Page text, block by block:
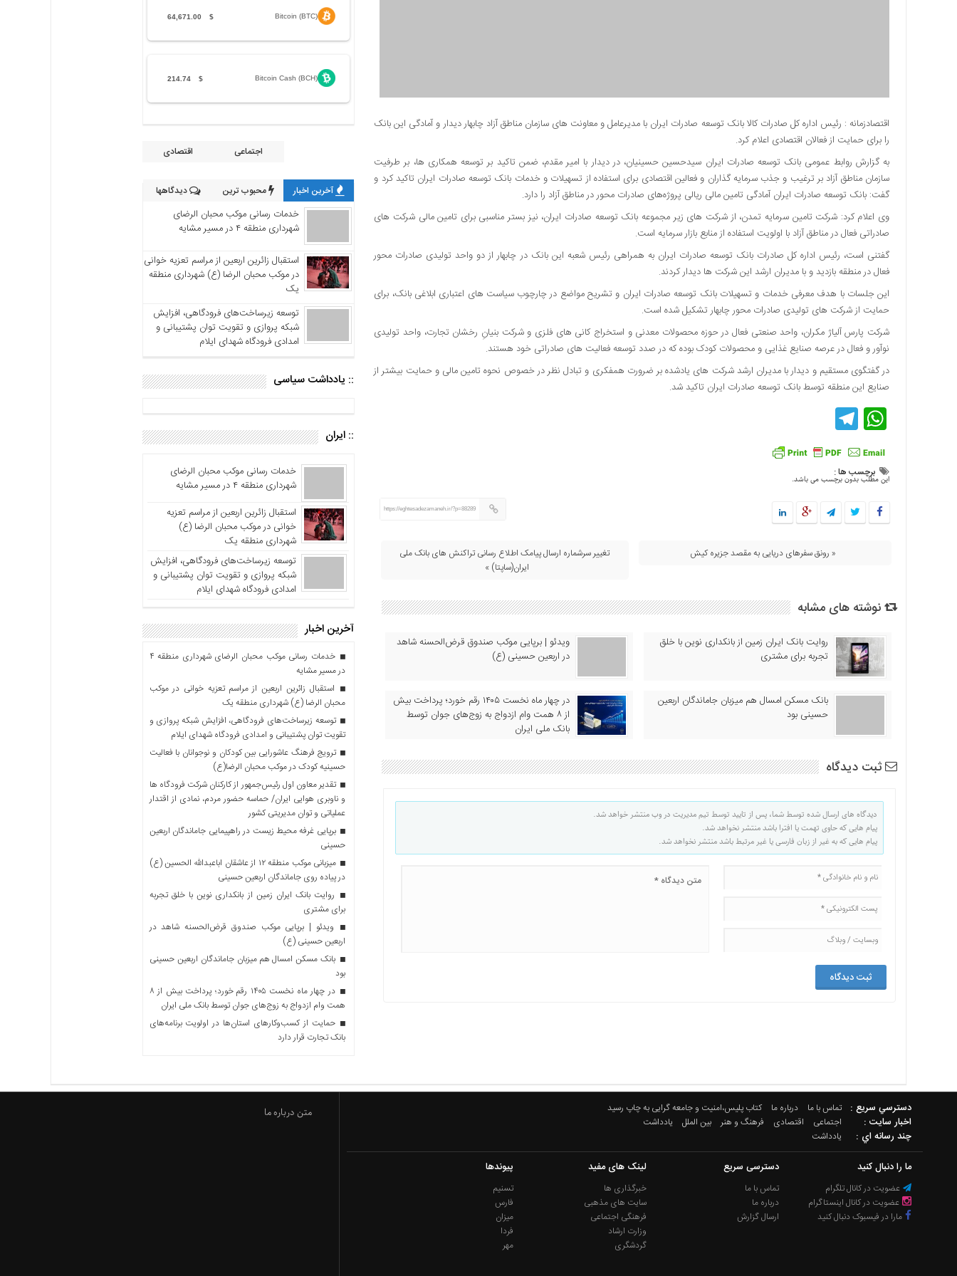
اقتصادزمانه : رئیس اداره کل صادرات کالا بانک توسعه صادرات ایران با مدیرعامل و معاونت های سازمان مناطق آزاد چابهار دیدار و آمادگی این بانک
را برای حمایت از فعالان اقتصادی اعلام کرد.
به گزارش روابط عمومی بانک توسعه صادرات ایران سیدحسین حسینیان، در دیدار با امیر مقدم، ضمن تاکید بر توسعه همکاری ها، بر طرفیت
سازمان مناطق آزاد بر ترغیب و جذب سرمایه گذاران و فعالین اقتصادی برای استفاده از تسهیلات و خدمات بانک توسعه صادرات ایران تاکید کرد و
گفت: بانک توسعه صادرات ایران آمادگی تامین مالی ریالی پروژه‌های صادرات محور در مناطق آزاد را دارد.
وی اعلام کرد: شرکت تامین سرمایه تمدن، از شرکت های زیر مجموعه بانک توسعه صادرات ایران، نیز بستر مناسبی برای تامین مالی شرکت های
صادراتی فعال در مناطق آزاد با اولویت استفاده از منابع بازار سرمایه است.
گفتنی است، رئیس اداره کل صادرات بانک توسعه صادرات ایران به همراهی رئیس شعبه این بانک در چابهار از دو واحد تولیدی صادرات محور
فعال در منطقه بازدید و با مدیران ارشد این شرکت ها دیدار کردند.
این جلسات با هدف معرفی خدمات و تسهیلات بانک توسعه صادرات ایران و تشریح مواضع در چارچوب سیاست های اعتباری ابلاغی بانک، برای
حمایت از شرکت های تولیدی صادرات محور چابهار تشکیل شده است.
شرکت پارس آلیاژ مکران، واحد صنعتی فعال در حوزه محصولات معدنی و استخراج کانی های فلزی و شرکت بنیانِ رخشان تجارت، واحد تولیدی
نوآور و فعال در عرصه صنایع غذایی و محصولات کودک بوده که در صدد توسعه فعالیت های صادراتی خود هستند.
در گفتگوی مستقیم و دیدار با مدیران ارشد شرکت های یادشده بر ضرورت همفکری و تبادل نظر در خصوص نحوه تامین مالی و حمایت بیشتر از
صنایع این منطقه توسط بانک توسعه صادرات ایران تاکید شد.
WhatsApp
Telegram
برچسب ها :
این مطلب بدون برچسب می باشد.
https://eghtesadezamaneh.ir/?p=88289
« رونق سفرهای دریایی به مقصد جزیره کیش
تغییر سرشماره ارسال پیامک اطلاع رسانی تراکنش های بانک ملی
ایران(ساپتا) »
نوشته های مشابه
روایت بانک ایران زمین از بانکداری نوین با خلق
تجربه برای مشتری
ویدئو | برپایی موکب صندوق قرض‌الحسنه شاهد
در اربعین حسینی (ع)
بانک مسکن امسال هم میزبان جاماندگان اربعین
حسینی بود
در چهار ماه نخست ۱۴۰۵ رقم خورد؛ پرداخت بیش
از ۸ همت وام ازدواج به زوج‌های جوان توسط
بانک ملی ایران
ثبت دیدگاه
دیدگاه های ارسال شده توسط شما، پس از تایید توسط تیم مدیریت در وب منتشر خواهد شد.
پیام هایی که حاوی تهمت یا افترا باشد منتشر نخواهد شد.
پیام هایی که به غیر از زبان فارسی یا غیر مرتبط باشد منتشر نخواهد شد.
Bitcoin (BTC)
$
64,671.00
Bitcoin Cash (BCH)
$
214.74
اجتماعی اقتصادی
آخرین اخبار محبوب ترین دیدگاهها
خدمات رسانی موکب محبان الرضای
شهرداری منطقه ۴ در مسیر مشایه
استقبال زائرین اربعین از مراسم تعزیه خوانی
در موکب محبان الرضا (ع) شهرداری منطقه
یک
توسعه زیرساخت‌های فرودگاهی، افزایش
شبکه پروازی و تقویت توان پشتیبانی و
امدادی فرودگاه شهدای ایلام
:: یادداشت سیاسی
:: ایران
خدمات رسانی موکب محبان الرضای
شهرداری منطقه ۴ در مسیر مشایه
استقبال زائرین اربعین از مراسم تعزیه
خوانی در موکب محبان الرضا (ع)
شهرداری منطقه یک
توسعه زیرساخت‌های فرودگاهی، افزایش
شبکه پروازی و تقویت توان پشتیبانی و
امدادی فرودگاه شهدای ایلام
آخرین اخبار
خدمات رسانی موکب محبان الرضای شهرداری منطقه ۴
در مسیر مشایه
استقبال زائرین اربعین از مراسم تعزیه خوانی در موکب
محبان الرضا (ع) شهرداری منطقه یک
توسعه زیرساخت‌های فرودگاهی، افزایش شبکه پروازی و
تقویت توان پشتیبانی و امدادی فرودگاه شهدای ایلام
ترویج فرهنگ عاشورایی بین کودکان و نوجوانان با فعالیت
حسینیه کودک در موکب محبان الرضا(ع)
تقدیر معاون اول رئیس‌جمهور از کارکنان شرکت فرودگاه ها
و ناوبری هوایی ایران/ حماسه حضور مردم، نمادی از اقتدار
عملیاتی و توان مدیریتی کشور
برپایی غرفه محیط زیست در راهپیمایی جاماندگان اربعین
حسینی
میزبانی موکب منطقه ۱۲ از عاشقان اباعبدالله الحسین (ع)
در پیاده روی جاماندگان اربعین حسینی
روایت بانک ایران زمین از بانکداری نوین با خلق تجربه
برای مشتری
ویدئو | برپایی موکب صندوق قرض‌الحسنه شاهد در
اربعین حسینی (ع)
بانک مسکن امسال هم میزبان جاماندگان اربعین حسینی
بود
در چهار ماه نخست ۱۴۰۵ رقم خورد؛ پرداخت بیش از ۸
همت وام ازدواج به زوج‌های جوان توسط بانک ملی ایران
حمایت از کسب‌وکارهای استان‌ها در اولویت برنامه‌های
بانک تجارت قرار دارد
دسترسي سريع : تماس با ما درباره ما کتاب پلیس،امنیت و جامعه گرایی به چاپ رسید
اخبار سایت : اجتماعی اقتصادی فرهنگ و هنر بین الملل یادداشت
چند رسانه اي : یادداشت
ما را دنبال کنید
عضویت در کانال تلگرام
عضویت در کانال اینستاگرام
مارا در فیسبوک دنبال کنید
دسترسی سریع
تماس با ما
درباره ما
ارسال گزارش
لینک های مفید
خبرگذاری ها
سایت های مذهبی
فرهنگی اجتماعی
وزارت ارشاد
گردشگری
پیوندها
تسنیم
فارس
میزان
فردا
مهر
متن درباره ما